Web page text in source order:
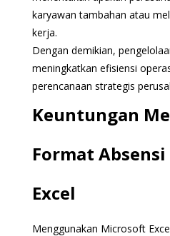
karyawan tambahan atau
kerja.
Dengan demikian,
meningkatkan efisiensi
perencanaan strategis
Keuntungan
Format
Excel
Menggunakan Microsoft